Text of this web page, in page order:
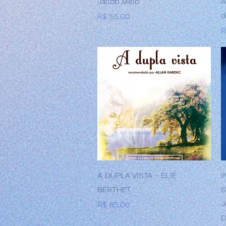
Preço
R$ 55,00
Visualização rápida
A DUPLA VISTA - ELIÉ
BERTHET
Preço
R$ 85,00